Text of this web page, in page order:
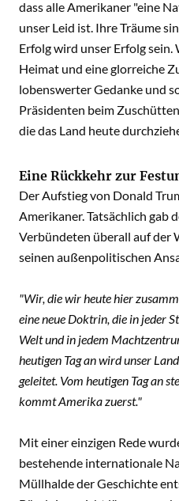
dass alle Amerikaner "eine
unser Leid ist. Ihre Träume
Erfolg wird unser Erfolg sein.
Heimat und eine glorreiche
lobenswerter Gedanke und
Präsidenten beim
die das Land heute
Eine Rückkehr zur
Der Aufstieg von Donald
Amerikaner. Tatsächlich gab
Verbündeten überall auf der
seinen außenpolitischen
"Wir, die wir heute hier
eine neue Doktrin, die in jeder
Welt und in jedem
heutigen Tag an wird unser
geleitet. Vom heutigen Tag an
kommt Amerika zuerst."
Mit einer einzigen Rede
bestehende internationale
Müllhalde der Geschichte